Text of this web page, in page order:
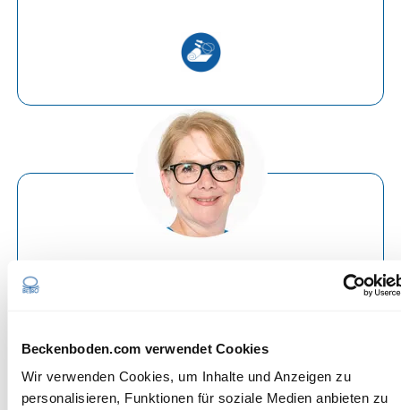
Beckenboden.com verwendet Cookies
Wir verwenden Cookies, um Inhalte und Anzeigen zu
personalisieren, Funktionen für soziale Medien anbieten zu